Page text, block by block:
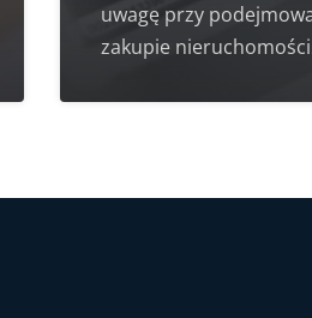
uwagę przy
zakupie